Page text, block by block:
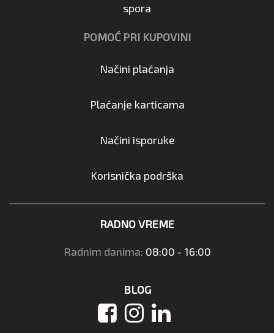
spora
POMOĆ PRI KUPOVINI
Načini plaćanja
Plaćanje karticama
Načini isporuke
Korisnička podrška
RADNO VREME
Radnim danima: 08:00 - 16:00
BLOG